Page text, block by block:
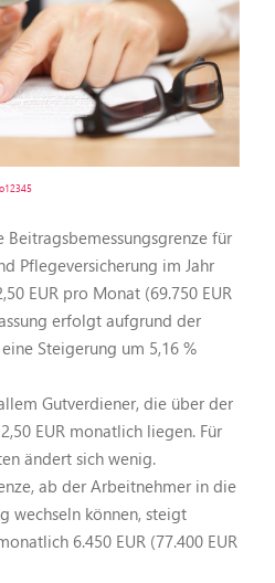
für
Pflegeversicherung im Jahr
EUR pro Monat (69.750 EUR
erfolgt aufgrund der
Steigerung um 5,16 %
Gutverdiener, die über der
EUR monatlich liegen. Für
ändert sich wenig.
ab der Arbeitnehmer in die
wechseln können, steigt
6.450 EUR (77.400 EUR